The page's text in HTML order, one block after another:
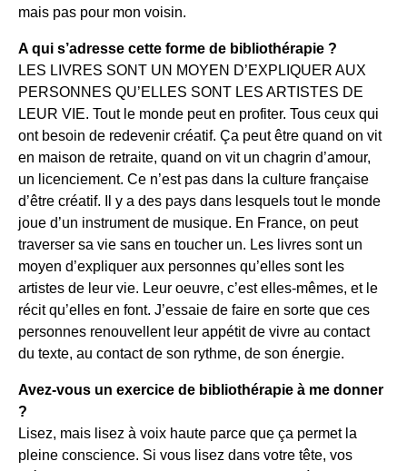
mais pas pour mon voisin.
A qui s’adresse cette forme de bibliothérapie ?
LES LIVRES SONT UN MOYEN D’EXPLIQUER AUX
PERSONNES QU’ELLES SONT LES ARTISTES DE
LEUR VIE. Tout le monde peut en profiter. Tous ceux qui
ont besoin de redevenir créatif. Ça peut être quand on vit
en maison de retraite, quand on vit un chagrin d’amour,
un licenciement. Ce n’est pas dans la culture française
d’être créatif. Il y a des pays dans lesquels tout le monde
joue d’un instrument de musique. En France, on peut
traverser sa vie sans en toucher un. Les livres sont un
moyen d’expliquer aux personnes qu’elles sont les
artistes de leur vie. Leur oeuvre, c’est elles-mêmes, et le
récit qu’elles en font. J’essaie de faire en sorte que ces
personnes renouvellent leur appétit de vivre au contact
du texte, au contact de son rythme, de son énergie.
Avez-vous un exercice de bibliothérapie à me donner
?
Lisez, mais lisez à voix haute parce que ça permet la
pleine conscience. Si vous lisez dans votre tête, vos